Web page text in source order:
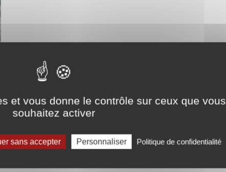
et vous donne le contrôle sur ceux que vous
souhaitez activer
sans accepter Personnaliser Politique de confidentialité